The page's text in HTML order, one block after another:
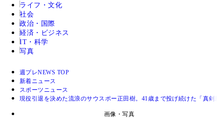
ライフ・文化
社会
政治・国際
経済・ビジネス
IT・科学
写真
週プレNEWS TOP
新着ニュース
スポーツニュース
現役引退を決めた流浪のサウスポー正田樹。41歳まで投げ続けた「真剣
画像・写真